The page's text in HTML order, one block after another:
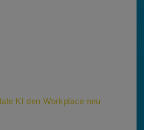
KI den Workplace neu